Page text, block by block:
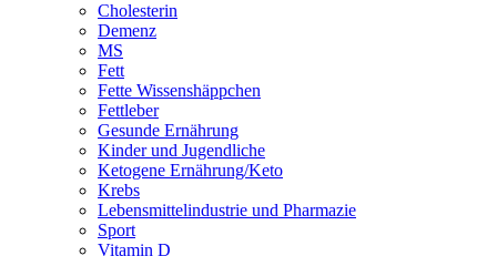
Cholesterin
Demenz
MS
Fett
Fette Wissenshäppchen
Fettleber
Gesunde Ernährung
Kinder und Jugendliche
Ketogene Ernährung/Keto
Krebs
Lebensmittelindustrie und Pharmazie
Sport
Vitamin D